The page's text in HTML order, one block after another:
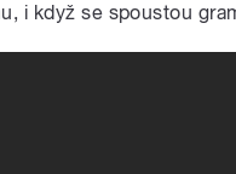
i když se spoustou